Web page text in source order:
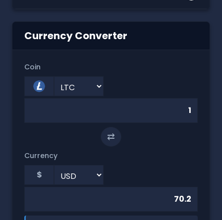
Currency Converter
Coin
⇄
Currency
$